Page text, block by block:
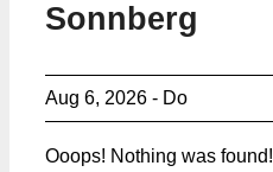
Sonnberg
Aug 6, 2026 - Do
Ooops! Nothing was found!